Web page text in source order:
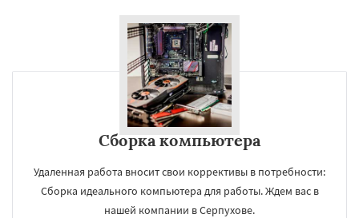
Сборка компьютера
Удаленная работа вносит свои коррективы в потребности:
Сборка идеального компьютера для работы. Ждем вас в
нашей компании в Серпухове.